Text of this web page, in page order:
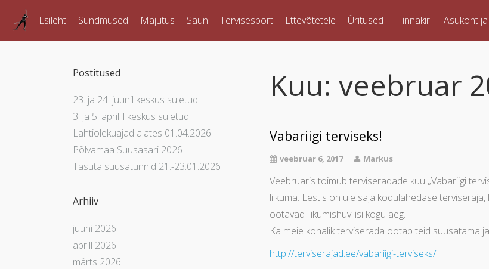
Esileht Sündmused Majutus Saun Tervisesport Ettevõtetele Üritused Hinnakiri Asukoht
Postitused
23. ja 24. juunil keskus suletud
3. ja 5. aprillil keskus suletud
Lahtiolekuajad alates 01.04.2026
Põlvamaa Suusasari 2026
Tasuta suusatunnid 21.-23.01.2026
Arhiiv
juuni 2026
aprill 2026
märts 2026
Kuu: veebruar
Vabariigi terviseks!
veebruar 6, 2017 Markus
Veebruaris toimub terviseradade kuu „Vabariigi
liikuma. Eestis on üle saja kodulähedase
ootavad liikumishuvilisi kogu aeg.
Ka meie kohalik terviserada ootab teid suusatama
http://terviserajad.ee/vabariigi-terviseks/